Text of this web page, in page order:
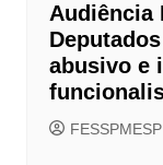
Audiência
abusivo e
FESSPMESP